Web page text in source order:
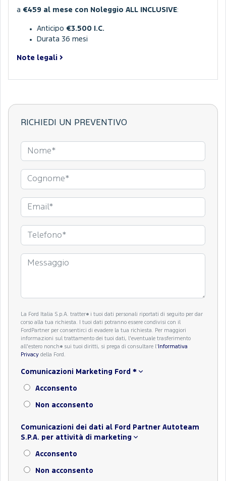
a €459 al mese con Noleggio ALL INCLUSIVE:
Anticipo €3.500 I.C.
Durata 36 mesi
Note legali
RICHIEDI UN PREVENTIVO
La Ford Italia S.p.A. tratter� i tuoi dati personali riportati di seguito per dar
corso alla tua richiesta. I tuoi dati potranno essere condivisi con il
FordPartner per consentirci di evadere la tua richiesta. Per maggiori
informazioni sul trattamento dei tuoi dati, l'eventuale trasferimento
all'estero nonch� sui tuoi diritti, si prega di consultare l' Informativa
Privacy della Ford.
Comunicazioni Marketing Ford *
Acconsento
Non acconsento
Comunicazioni dei dati al Ford Partner Autoteam
S.P.A. per attività di marketing
Acconsento
Non acconsento